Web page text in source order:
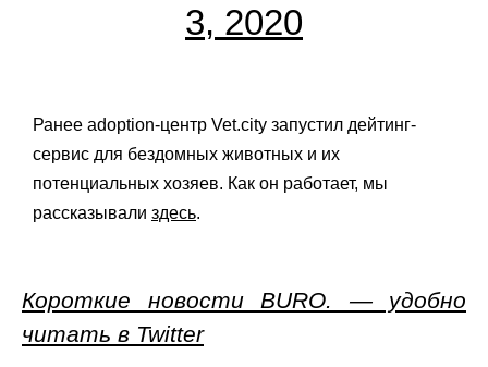
3, 2020
Ранее adoption-центр Vet.city запустил дейтинг-
сервис для бездомных животных и их
потенциальных хозяев. Как он работает, мы
рассказывали здесь.
Короткие новости BURO. — удобно
читать в Twitter